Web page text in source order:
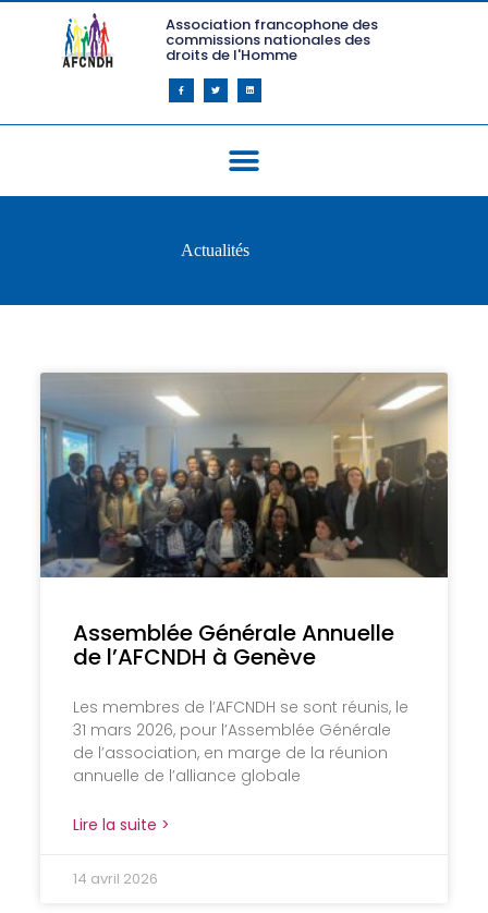
Association francophone des
commissions nationales des
droits de l'Homme
Actualités
Assemblée Générale Annuelle
de l’AFCNDH à Genève
Les membres de l’AFCNDH se sont réunis, le
31 mars 2026, pour l’Assemblée Générale
de l’association, en marge de la réunion
annuelle de l’alliance globale
Lire la suite >
14 avril 2026